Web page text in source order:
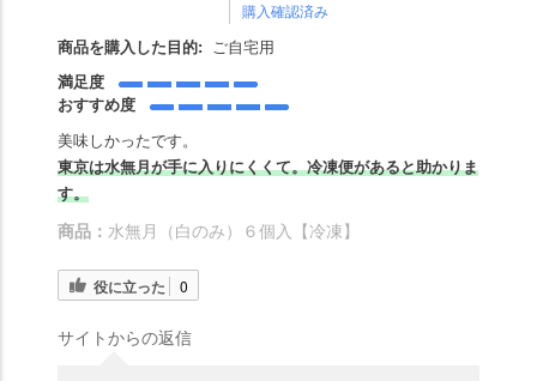
購入確認済み
商品を購入した目的:
ご自宅用
満足度
おすすめ度
美味しかったです。
東京は水無月が手に入りにくくて。冷凍便があると助かりま
す。
商品： 水無月（白のみ）６個入【冷凍】
役に立った 0
サイトからの返信